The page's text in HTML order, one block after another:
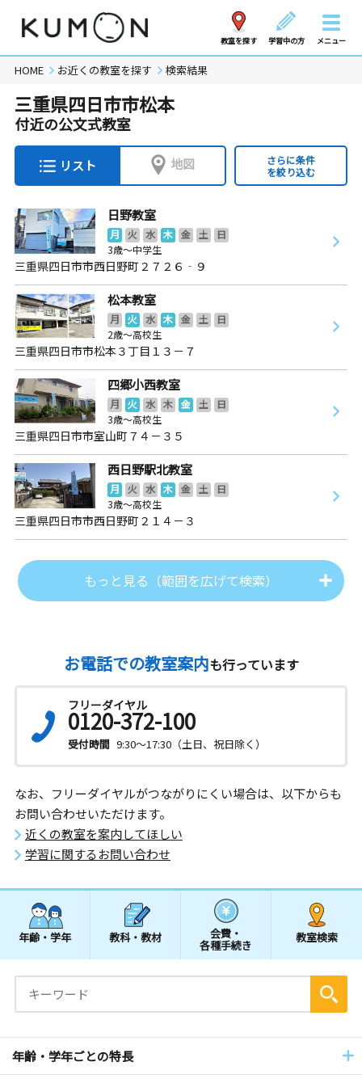
教室を探す 学習中の方 メニュー
HOME お近くの教室を探す 検索結果
三重県四日市市松本
付近の公文式教室
リスト 地図
さらに条件
を絞り込む
日野教室
月 火 水 木 金 土
日
3歳～中学生
三重県四日市市西日野町２７２６‐９
松本教室
月 火 水 木 金 土
日
2歳～高校生
三重県四日市市松本３丁目１３－７
四郷小西教室
月 火 水 木 金 土
日
3歳～高校生
三重県四日市市室山町７４－３５
西日野駅北教室
月 火 水 木 金 土
日
3歳～高校生
三重県四日市市西日野町２１４－３
もっと見る（範囲を広げて検索）
お電話での教室案内も行っています
フリーダイヤル
0120-372-100
受付時間 9:30～17:30（土日、祝日除く）
なお、フリーダイヤルがつながりにくい場合は、以下からも
お問い合わせいただけます。
近くの教室を案内してほしい
学習に関するお問い合わせ
年齢・学年 教科・教材 会費・
各種手続き
教室検索
年齢・学年ごとの特長